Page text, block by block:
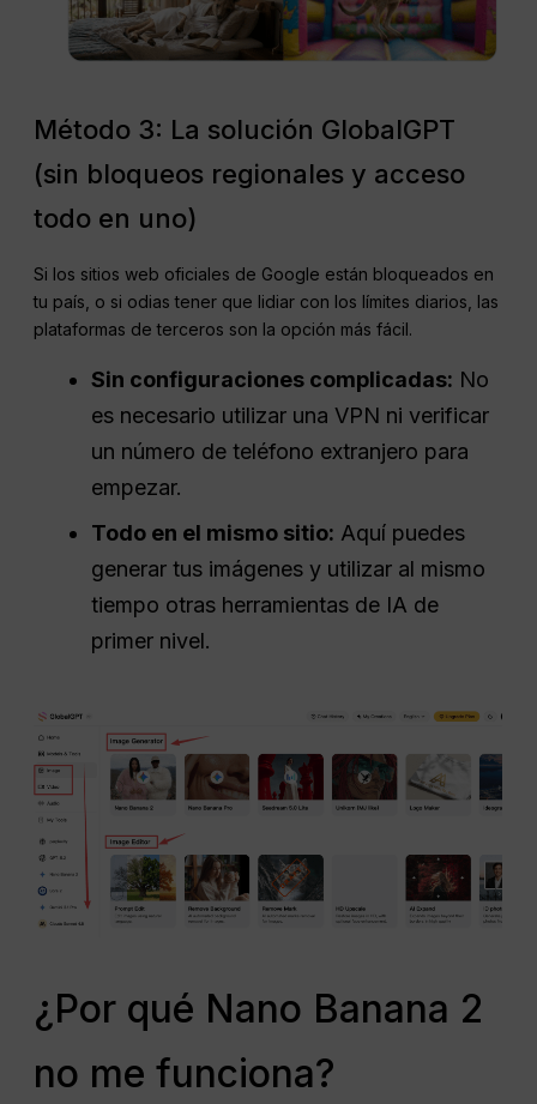
Método 3: La solución GlobalGPT
(sin bloqueos regionales y acceso
todo en uno)
Si los sitios web oficiales de Google están bloqueados en
tu país, o si odias tener que lidiar con los límites diarios, las
plataformas de terceros son la opción más fácil.
Sin configuraciones complicadas: No
es necesario utilizar una VPN ni verificar
un número de teléfono extranjero para
empezar.
Todo en el mismo sitio: Aquí puedes
generar tus imágenes y utilizar al mismo
tiempo otras herramientas de IA de
primer nivel.
¿Por qué Nano Banana 2
no me funciona?